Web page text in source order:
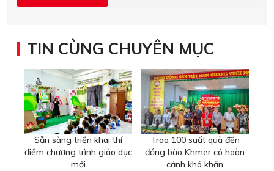
TIN CÙNG CHUYÊN MỤC
Sẵn sàng triển khai thí
điểm chương trình giáo dục
mới
Trao 100 suất quà đến
đồng bào Khmer có hoàn
cảnh khó khăn